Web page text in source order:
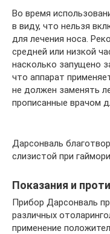
Во время
в виду, что нельзя
для лечения носа.
средней или низкой
насколько запущено
что аппарат
не должен заменять
прописанные врачом
Дарсонваль
слизистой при
Показания и
Прибор Дарсонваль
различных
применение